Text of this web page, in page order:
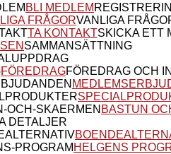
BLI MEDLEM
FRÅGORVANLIGA
TA KONTAKTSKICKA ETT
SAMMANSÄTTNING
FÖREDRAGFÖREDRAG OCH
BASTUN
DETALJER
HELGENS